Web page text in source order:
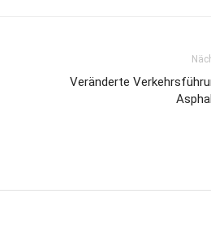
Veränderte